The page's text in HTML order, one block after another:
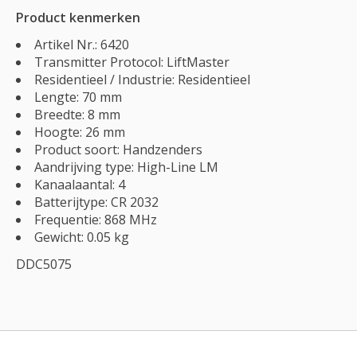
Product kenmerken
Artikel Nr.: 6420
Transmitter Protocol: LiftMaster
Residentieel / Industrie: Residentieel
Lengte: 70 mm
Breedte: 8 mm
Hoogte: 26 mm
Product soort: Handzenders
Aandrijving type: High-Line LM
Kanaalaantal: 4
Batterijtype: CR 2032
Frequentie: 868 MHz
Gewicht: 0.05 kg
DDC5075